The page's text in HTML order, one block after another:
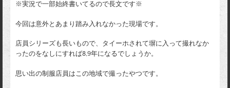
※実況で一部始終書いてるので長文です※
今回は意外とあまり踏み入れなかった現場です。
店員シリーズも長いもので、タイーホされて塀に入って撮れなか
ったのをなしにすれば8,9年になるでしょうか。
思い出の制服店員はこの地域で撮ったやつです。